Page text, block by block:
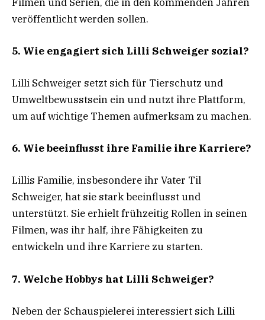
veröffentlicht werden sollen.
5. Wie engagiert sich Lilli Schweiger sozial?
Lilli Schweiger setzt sich für Tierschutz und
Umweltbewusstsein ein und nutzt ihre Plattform,
um auf wichtige Themen aufmerksam zu machen.
6. Wie beeinflusst ihre Familie ihre Karriere?
Lillis Familie, insbesondere ihr Vater Til
Schweiger, hat sie stark beeinflusst und
unterstützt. Sie erhielt frühzeitig Rollen in seinen
Filmen, was ihr half, ihre Fähigkeiten zu
entwickeln und ihre Karriere zu starten.
7. Welche Hobbys hat Lilli Schweiger?
Neben der Schauspielerei interessiert sich Lilli